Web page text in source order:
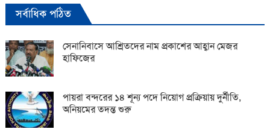
সর্বাধিক পঠিত
সেনানিবাসে আশ্রিতদের নাম প্রকাশের আহ্বান মেজর
হাফিজের
পায়রা বন্দরের ১৪ শূন্য পদে নিয়োগ প্রক্রিয়ায় দুর্নীতি,
অনিয়মের তদন্ত শুরু